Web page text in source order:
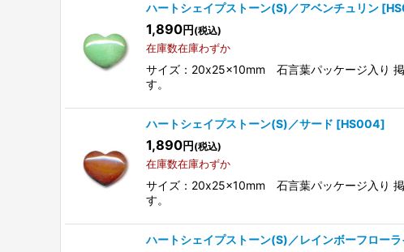
ハートシェイプストーン(S)／アベンチュリン [
1,890円 (税込)
在庫数在庫わずか
サイズ：20x25x10mm 石言葉パッケージ入り 掲
す。
ハートシェイプストーン(S)／サード [HS004]
1,890円 (税込)
在庫数在庫わずか
サイズ：20x25x10mm 石言葉パッケージ入り 掲
す。
ハートシェイプストーン(S)／レインボーフローラ